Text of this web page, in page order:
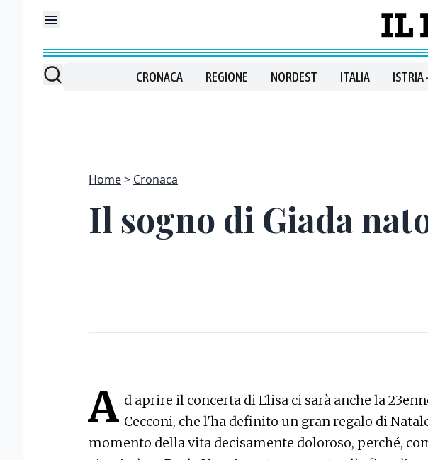
CRONACA REGIONE NORDEST ITALIA ISTRIA
Home Cronaca
Il sogno di Giada
A d aprire il concerta di Elisa ci sarà anche la
Cecconi, che l'ha definito un gran regalo di
momento della vita decisamente doloroso, perché,